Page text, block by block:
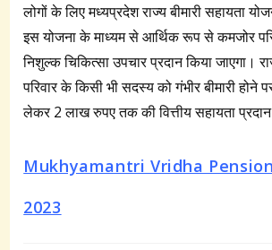
लोगों के लिए मध्यप्रदेश राज्य बीमारी सहायता
इस योजना के माध्यम से आर्थिक रूप से कमजोर
निशुल्क चिकित्सा उपचार प्रदान किया जाएगा।
परिवार के किसी भी सदस्य को गंभीर बीमारी होने
लेकर 2 लाख रुपए तक की वित्तीय सहायता प्रदान
Mukhyamantri Vridha
2023